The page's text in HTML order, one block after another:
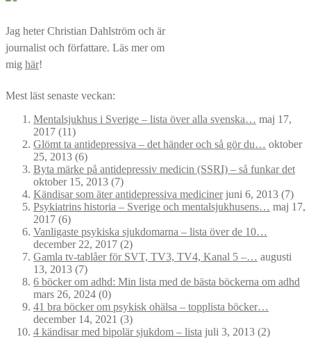
Jag heter Christian Dahlström och är
journalist och författare. Läs mer om
mig här!
Mest läst senaste veckan:
Mentalsjukhus i Sverige – lista över alla svenska… maj 17,
2017 (11)
Glömt ta antidepressiva – det händer och så gör du… oktober
25, 2013 (6)
Byta märke på antidepressiv medicin (SSRI) – så funkar det
oktober 15, 2013 (7)
Kändisar som äter antidepressiva medicinerjuni 6, 2013 (7)
Psykiatrins historia – Sverige och mentalsjukhusens… maj 17,
2017 (6)
Vanligaste psykiska sjukdomarna – lista över de 10…
december 22, 2017 (2)
Gamla tv-tablåer för SVT, TV3, TV4, Kanal 5 –… augusti
13, 2013 (7)
6 böcker om adhd: Min lista med de bästa böckerna om adhd
mars 26, 2024 (0)
41 bra böcker om psykisk ohälsa – topplista böcker…
december 14, 2021 (3)
4 kändisar med bipolär sjukdom – lista juli 3, 2013 (2)